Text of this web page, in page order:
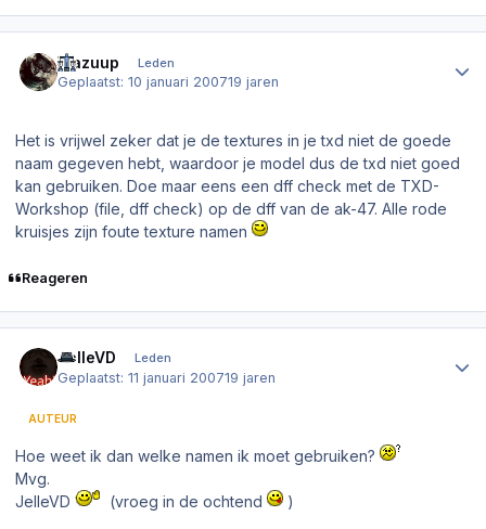
Wazuup Leden
Geplaatst:10 januari 200719 jaren
Het is vrijwel zeker dat je de textures in je txd niet de goede
naam gegeven hebt, waardoor je model dus de txd niet goed
kan gebruiken. Doe maar eens een dff check met de TXD-
Workshop (file, dff check) op de dff van de ak-47. Alle rode
kruisjes zijn foute texture namen
Reageren
JelleVD Leden
Geplaatst:11 januari 200719 jaren
AUTEUR
Hoe weet ik dan welke namen ik moet gebruiken?
Mvg.
JelleVD
(vroeg in de ochtend )